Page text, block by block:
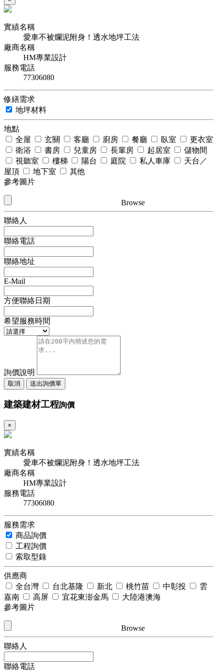
實績名稱
愛車不被爛泥附身！透水地坪工法
廠商名稱
HM專業設計
服務電話
77306080
修繕需求
地坪材料
地點
全屋
玄關 客廳 廚房 餐廳 臥室
更衣室
衛浴
書房 兒童房 長輩房 起居室
儲物間
視聽室
樓梯 陽台 庭院 私人車庫
天台／
屋頂
地下室
其他
參考圖片
Browse
聯絡人
聯絡電話
聯絡地址
E-Mail
方便聯絡日期
希望服務時間
詢價說明
取消 送出詢價單
建築建材工程詢價
×
實績名稱
愛車不被爛泥附身！透水地坪工法
廠商名稱
HM專業設計
服務電話
77306080
服務需求
商品詢價
工程詢價
索取型錄
供應商
全台灣
台北基隆 新北 桃竹苗 中彰投
雲
嘉南
高屏 宜花東澎金馬
大陸港澳海
參考圖片
Browse
聯絡人
聯絡電話